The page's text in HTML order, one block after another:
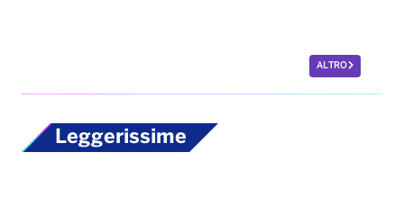
ALTRO
Leggerissime